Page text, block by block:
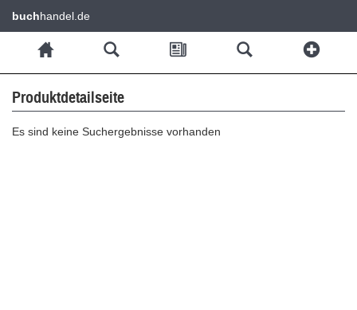
buchhandel.de
Produktdetailseite
Es sind keine Suchergebnisse vorhanden